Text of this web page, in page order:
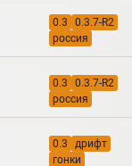
0.3
0.3.7-R2
россия
0.3
0.3.7-R2
россия
0.3
дрифт
гонки